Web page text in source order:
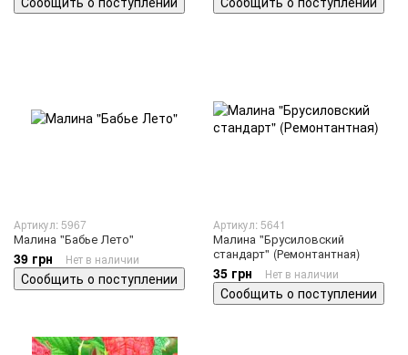
Артикул: 5967
Малина "Бабье Лето"
39 грн Нет в наличии
Сообщить о поступлении
Артикул: 5641
Малина "Брусиловский
стандарт" (Ремонтантная)
35 грн Нет в наличии
Сообщить о поступлении